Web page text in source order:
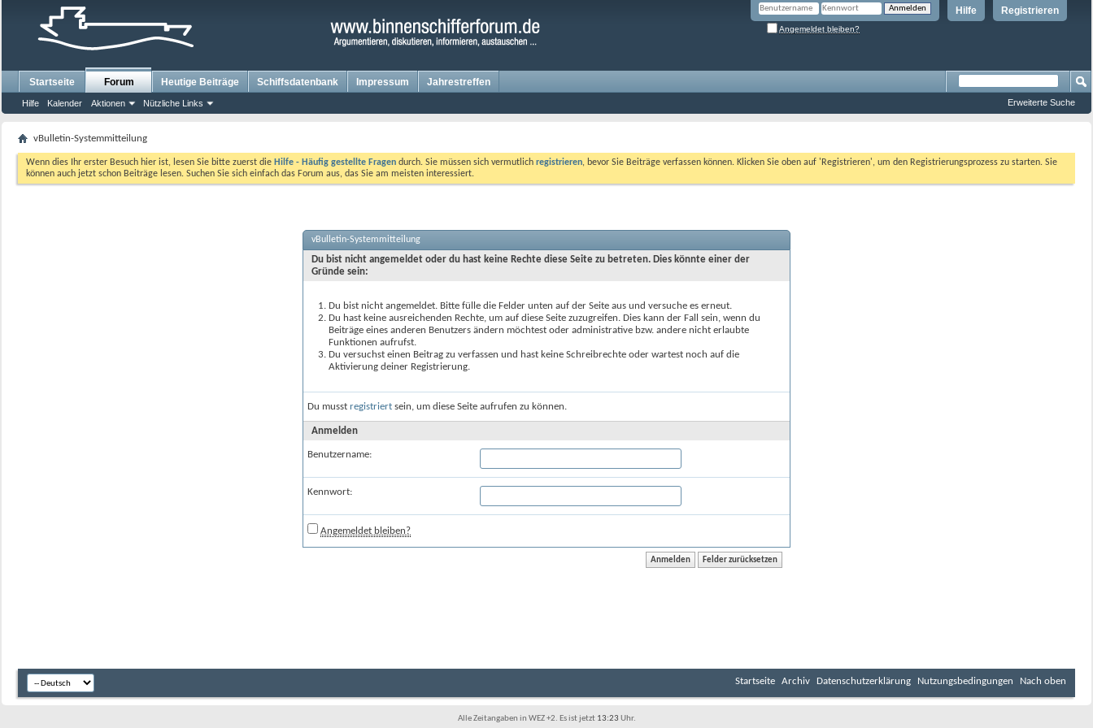
Registrieren
Hilfe
Angemeldet bleiben?
Startseite Forum
Hilfe Kalender Aktionen Nützliche Links
Heutige Beiträge Schiffsdatenbank Impressum Jahrestreffen
Erweiterte Suche
vBulletin-Systemmitteilung
Wenn dies Ihr erster Besuch hier ist, lesen Sie bitte zuerst die Hilfe - Häufig gestellte Fragen durch. Sie müssen sich vermutlich registrieren, bevor Sie Beiträge verfassen können. Klicken Sie oben auf 'Registrieren', um den Registrierungsprozess zu starten. Sie
können auch jetzt schon Beiträge lesen. Suchen Sie sich einfach das Forum aus, das Sie am meisten interessiert.
vBulletin-Systemmitteilung
Du bist nicht angemeldet oder du hast keine Rechte diese Seite zu betreten. Dies könnte einer der
Gründe sein:
Du bist nicht angemeldet. Bitte fülle die Felder unten auf der Seite aus und versuche es erneut.
Du hast keine ausreichenden Rechte, um auf diese Seite zuzugreifen. Dies kann der Fall sein, wenn du
Beiträge eines anderen Benutzers ändern möchtest oder administrative bzw. andere nicht erlaubte
Funktionen aufrufst.
Du versuchst einen Beitrag zu verfassen und hast keine Schreibrechte oder wartest noch auf die
Aktivierung deiner Registrierung.
Du musst registriert sein, um diese Seite aufrufen zu können.
Anmelden
Benutzername:
Kennwort:
Angemeldet bleiben?
Startseite Archiv Datenschutzerklärung Nutzungsbedingungen Nach oben
Alle Zeitangaben in WEZ +2. Es ist jetzt 13:23 Uhr.